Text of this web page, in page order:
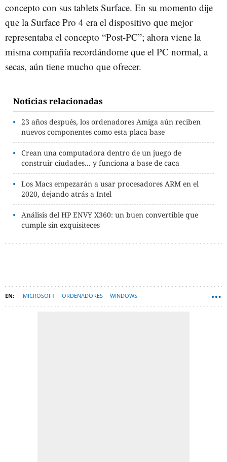
concepto con sus tablets Surface. En su momento dije
que la Surface Pro 4 era el dispositivo que mejor
representaba el concepto “Post-PC”; ahora viene la
misma compañía recordándome que el PC normal, a
secas, aún tiene mucho que ofrecer.
Noticias relacionadas
23 años después, los ordenadores Amiga aún reciben
nuevos componentes como esta placa base
Crean una computadora dentro de un juego de
construir ciudades... y funciona a base de caca
Los Macs empezarán a usar procesadores ARM en el
2020, dejando atrás a Intel
Análisis del HP ENVY X360: un buen convertible que
cumple sin exquisiteces
MICROSOFT ORDENADORES WINDOWS